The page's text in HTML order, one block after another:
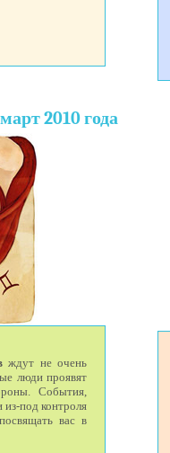
2010 года
ждут не очень
люди проявят
События,
под контроля
вас в